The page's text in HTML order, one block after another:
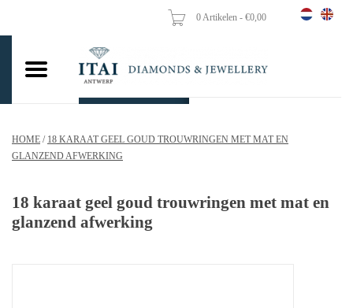
0 Artikelen - €0,00
Trouwringen
Hangers
Kettingen
HOME / 18 KARAAT GEEL GOUD TROUWRINGEN MET MAT EN
GLANZEND AFWERKING
18 karaat geel goud trouwringen met mat en
glanzend afwerking